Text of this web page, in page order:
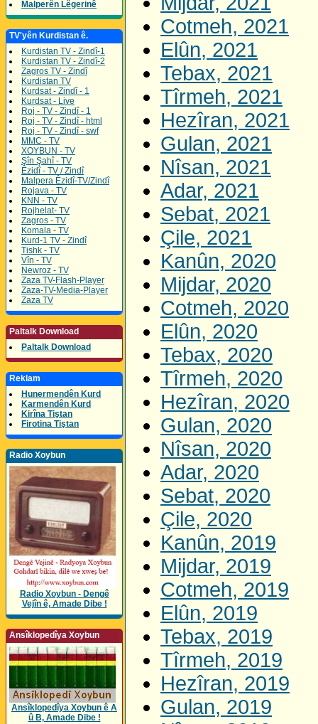
Malperên Lêgerinê
TV'yên Kurdistan ê.
Kurdistan TV - Zindî-1
Kurdistan TV - Zindî-2
Zagros TV - Zindî
Kurdistan TV
Kurdsat - Zindî - 1
Kurdsat - Live
Roj - TV - Zindî - 1
Roj - TV - Zindî - html
Roj - TV - Zindî - swf
MMC - TV
XOYBUN - TV
Şîn Şahî - TV
Êzidî - TV / Zindî
Malpera Êzidî-TV/Zindî
Rojava - TV
KNN - TV
Rojhelat- TV
Zagros - TV
Komala - TV
Kurd-1 TV - Zindî
Tishk - TV
Vîn - TV
Newroz - TV
Zaza TV-Flash-Player
Zaza-TV-Media-Player
Zaza TV
Paltalk Download
Paltalk Download
Reklam
Hunermendên Kurd
Karmendên Kurd
Kirîna Tiştan
Firotina Tiştan
Radio Xoybun
Radio Xoybun - Dengê
Vejîn ê, Amade Dibe !
Ansîklopedîya Xoybun
Ansîklopedîya Xoybun ê A
û B, Amade Dibe !
Cotmeh, 2021
Elûn, 2021
Tebax, 2021
Tîrmeh, 2021
Hezîran, 2021
Gulan, 2021
Nîsan, 2021
Adar, 2021
Sebat, 2021
Çile, 2021
Kanûn, 2020
Mijdar, 2020
Cotmeh, 2020
Elûn, 2020
Tebax, 2020
Tîrmeh, 2020
Hezîran, 2020
Gulan, 2020
Nîsan, 2020
Adar, 2020
Sebat, 2020
Çile, 2020
Kanûn, 2019
Mijdar, 2019
Cotmeh, 2019
Elûn, 2019
Tebax, 2019
Tîrmeh, 2019
Hezîran, 2019
Gulan, 2019